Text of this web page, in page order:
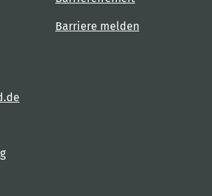
Barriere melden